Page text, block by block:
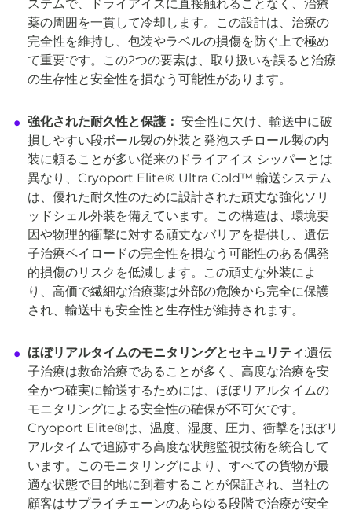
ステムで、ドライアイスに直接触れることなく、治療
薬の周囲を一貫して冷却します。この設計は、治療の
完全性を維持し、包装やラベルの損傷を防ぐ上で極め
て重要です。この2つの要素は、取り扱いを誤ると治療
の生存性と安全性を損なう可能性があります。
強化された耐久性と保護： 安全性に欠け、輸送中に破
損しやすい段ボール製の外装と発泡スチロール製の内
装に頼ることが多い従来のドライアイス シッパーとは
異なり、Cryoport Elite® Ultra Cold™ 輸送システム
は、優れた耐久性のために設計された頑丈な強化ソリ
ッドシェル外装を備えています。この構造は、環境要
因や物理的衝撃に対する頑丈なバリアを提供し、遺伝
子治療ペイロードの完全性を損なう可能性のある偶発
的損傷のリスクを低減します。この頑丈な外装によ
り、高価で繊細な治療薬は外部の危険から完全に保護
され、輸送中も安全性と生存性が維持されます。
ほぼリアルタイムのモニタリングとセキュリティ:遺伝
子治療は救命治療であることが多く、高度な治療を安
全かつ確実に輸送するためには、ほぼリアルタイムの
モニタリングによる安全性の確保が不可欠です。
Cryoport Elite®は、温度、湿度、圧力、衝撃をほぼリ
アルタイムで追跡する高度な状態監視技術を統合して
います。このモニタリングにより、すべての貨物が最
適な状態で目的地に到着することが保証され、当社の
顧客はサプライチェーンのあらゆる段階で治療が安全